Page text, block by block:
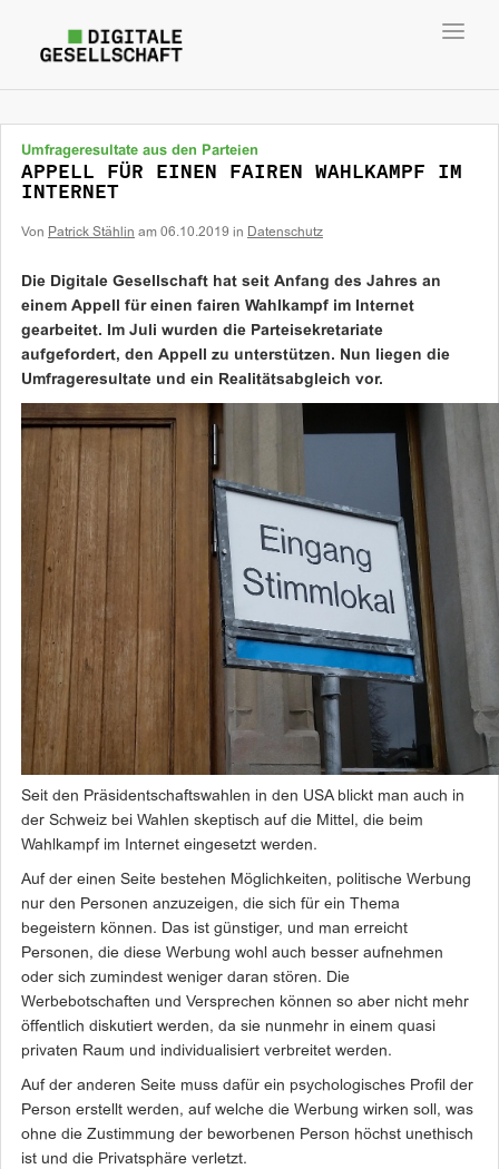
Umfrageresultate aus den Parteien
APPELL FÜR EINEN FAIREN WAHLKAMPF IM
INTERNET
Von Patrick Stählin am 06.10.2019 in Datenschutz
Die Digitale Gesellschaft hat seit Anfang des Jahres an
einem Appell für einen fairen Wahlkampf im Internet
gearbeitet. Im Juli wurden die Parteisekretariate
aufgefordert, den Appell zu unterstützen. Nun liegen die
Umfrageresultate und ein Realitätsabgleich vor.
Seit den Präsidentschaftswahlen in den USA blickt man auch in
der Schweiz bei Wahlen skeptisch auf die Mittel, die beim
Wahlkampf im Internet eingesetzt werden.
Auf der einen Seite bestehen Möglichkeiten, politische Werbung
nur den Personen anzuzeigen, die sich für ein Thema
begeistern können. Das ist günstiger, und man erreicht
Personen, die diese Werbung wohl auch besser aufnehmen
oder sich zumindest weniger daran stören. Die
Werbebotschaften und Versprechen können so aber nicht mehr
öffentlich diskutiert werden, da sie nunmehr in einem quasi
privaten Raum und individualisiert verbreitet werden.
Auf der anderen Seite muss dafür ein psychologisches Profil der
Person erstellt werden, auf welche die Werbung wirken soll, was
ohne die Zustimmung der beworbenen Person höchst unethisch
ist und die Privatsphäre verletzt.